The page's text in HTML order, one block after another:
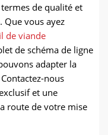
de qualité et
Que vous ayez
de viande
de schéma de ligne
adapter la
nous
et une
route de votre mise